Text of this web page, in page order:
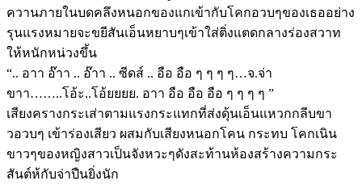
ควานภายในบดคลึงหนอกของแกเข้ากับโคกอวบๆของเธออย่าง
รุนแรงหมายจะขยีสันเอ็นหยาบๆเข้าใส่ติ่งแตดกลางร่องสวาท
ให้หนักหน่วงขึ้น
“.. อาา อ๊าา .. อ๊าา .. ซีดส์ .. อือ อือ ๆ ๆ ๆ ๆ…จ.จ่า
ขาา……..โอ้ะ..โอ้ยยยย. อาา อือ อือ อือ ๆ ๆ ๆ ๆ ”
เสียงครางกระเส่าตามแรงกระแทกที่ส่งดุ้นเอ็นแหวกกลีบขา
วอวบๆ เข้าร่องเสียว ผสมกับเสียงหนอกโคน กระทบ โคกเนิน
ขาวๆของหญิงสาวเป็นจังหวะๆดังสะท้านห้องสร้างความกระ
สันต์ห้กับจ่าปืนยิ่งนัก